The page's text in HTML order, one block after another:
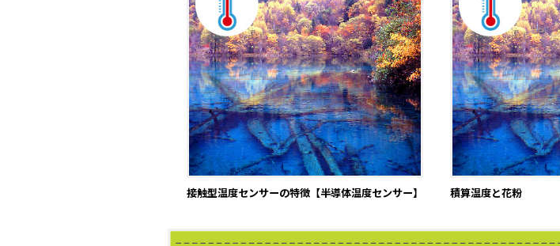
接触型温度センサーの特徴【半導体温度センサー】 積算温度と花粉